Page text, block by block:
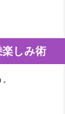
楽しみ術